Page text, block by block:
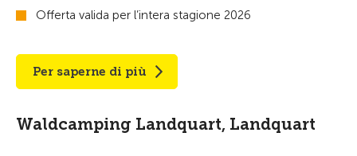
Offerta valida per l’intera stagione 2026
Per saperne di più
Waldcamping Landquart, Landquart